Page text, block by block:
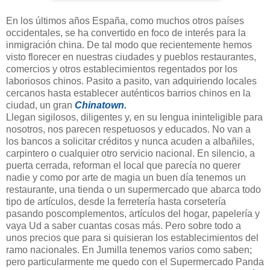
En los últimos años España, como muchos otros países
occidentales, se ha convertido en foco de interés para la
inmigración china. De tal modo que recientemente hemos
visto florecer en nuestras ciudades y pueblos restaurantes,
comercios y otros establecimientos regentados por los
laboriosos chinos. Pasito a pasito, van adquiriendo locales
cercanos hasta establecer auténticos barrios chinos en la
ciudad, un gran Chinatown.
Llegan sigilosos, diligentes y, en su lengua ininteligible para
nosotros, nos parecen respetuosos y educados. No van a
los bancos a solicitar créditos y nunca acuden a albañiles,
carpintero o cualquier otro servicio nacional. En silencio, a
puerta cerrada, reforman el local que parecía no querer
nadie y como por arte de magia un buen día tenemos un
restaurante, una tienda o un supermercado que abarca todo
tipo de artículos, desde la ferretería hasta corsetería
pasando poscomplementos, artículos del hogar, papelería y
vaya Ud a saber cuantas cosas más. Pero sobre todo a
unos precios que para si quisieran los establecimientos del
ramo nacionales. En Jumilla tenemos varios como saben;
pero particularmente me quedo con el Supermercado Panda